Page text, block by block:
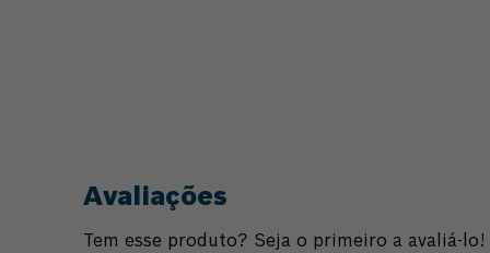
Avaliações
Tem esse produto? Seja o primeiro a avaliá-lo!